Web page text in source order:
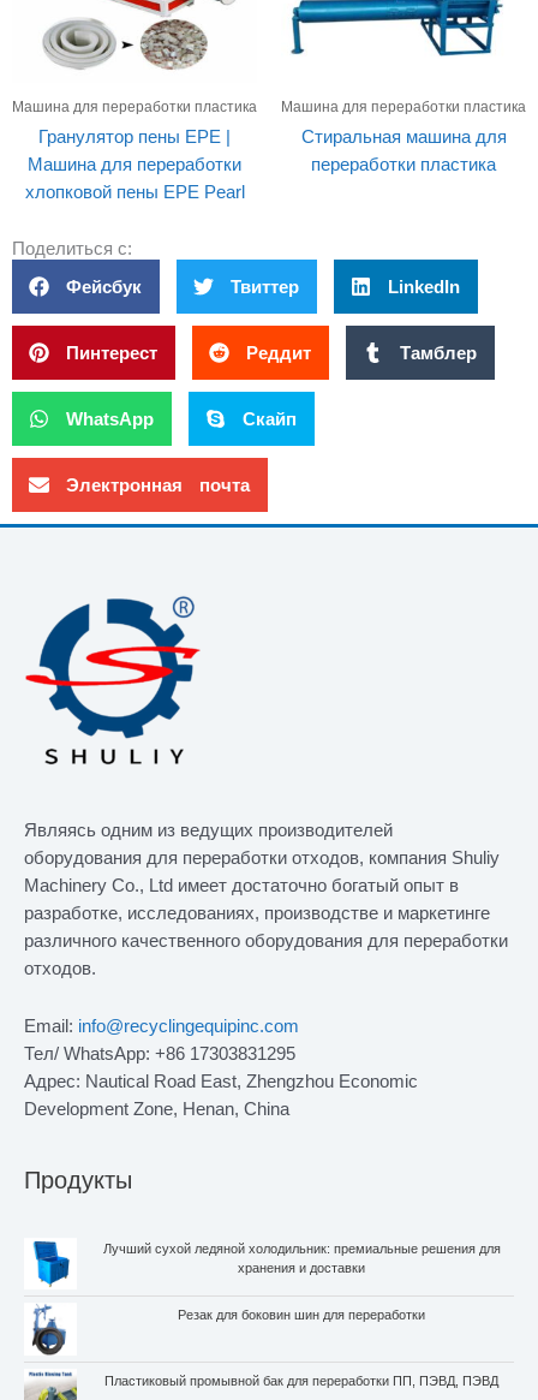
Машина для переработки пластика
Гранулятор пены EPE |
Машина для переработки
хлопковой пены EPE Pearl
Машина для переработки пластика
Стиральная машина для
переработки пластика
Поделиться с:
Фейсбук Твиттер LinkedIn
Пинтерест Реддит Тамблер
WhatsApp Скайп
Электронная почта
Являясь одним из ведущих производителей
оборудования для переработки отходов, компания Shuliy
Machinery Co., Ltd имеет достаточно богатый опыт в
разработке, исследованиях, производстве и маркетинге
различного качественного оборудования для переработки
отходов.
Email: info@recyclingequipinc.com
Тел/ WhatsApp: +86 17303831295
Адрес: Nautical Road East, Zhengzhou Economic
Development Zone, Henan, China
Продукты
Лучший сухой ледяной холодильник: премиальные решения для
хранения и доставки
Резак для боковин шин для переработки
Пластиковый промывной бак для переработки ПП, ПЭВД, ПЭВД